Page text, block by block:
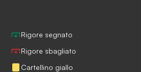
Rigore segnato
Rigore sbagliato
Cartellino giallo